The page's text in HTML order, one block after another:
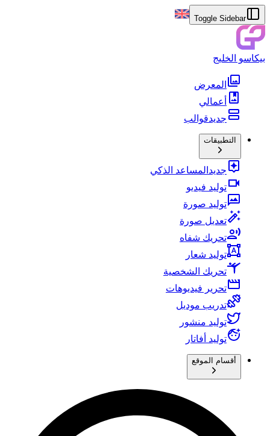
Toggle Sidebar
بيكاسو الخليج
المعرض
أعمالي
جديدقوالب
التطبيقات
جديد المساعد الذكي
توليد فيديو
توليد صورة
تعديل صورة
تحريك شفاه
توليد شعار
تحريك الشخصية
تحرير فيديوهات
تدريب موديل
توليد منشور
توليد أفاتار
أقسام الموقع